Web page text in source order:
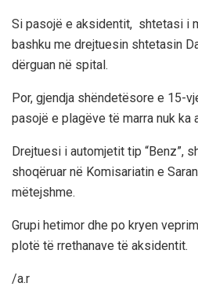
Si pasojë e aksidentit, shtetasi i
bashku me drejtuesin shtetasin
dërguan në spital.
Por, gjendja shëndetësore e 15-
pasojë e plagëve të marra nuk ka
Drejtuesi i automjetit tip “Benz”,
shoqëruar në Komisariatin e
mëtejshme.
Grupi hetimor dhe po kryen
plotë të rrethanave të aksidentit.
/a.r